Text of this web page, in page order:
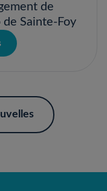
de
de Sainte-Foy